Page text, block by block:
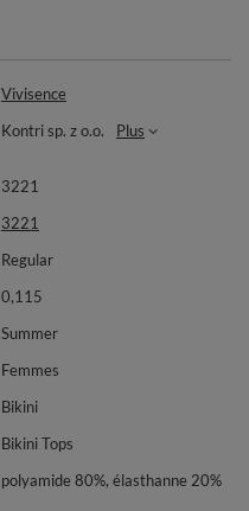
Vivisence
Kontri sp. z o.o. Plus
3221
3221
Regular
0,115
Summer
Femmes
Bikini
Bikini Tops
polyamide 80%, élasthanne 20%